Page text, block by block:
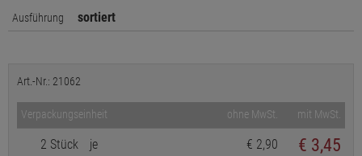
Ausführung sortiert
Art.-Nr.: 21062
Verpackungseinheit ohne MwSt. mit MwSt.
2 Stück je € 2,90 € 3,45